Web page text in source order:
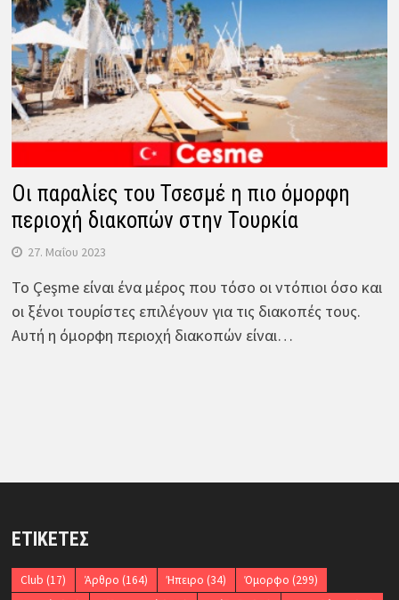
Οι παραλίες του Τσεσμέ η πιο όμορφη
περιοχή διακοπών στην Τουρκία
27. Μαΐου 2023
Το Çeşme είναι ένα μέρος που τόσο οι ντόπιοι όσο και
οι ξένοι τουρίστες επιλέγουν για τις διακοπές τους.
Αυτή η όμορφη περιοχή διακοπών είναι…
ΕΤΙΚΈΤΕΣ
Club (17) Άρθρο (164) Ήπειρο (34) Όμορφο (299)